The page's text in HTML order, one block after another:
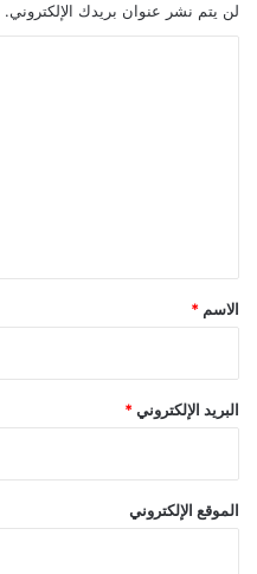
لن يتم نشر عنوان بريدك الإلكتروني.
*
الاسم *
البريد الإلكتروني *
الموقع الإلكتروني